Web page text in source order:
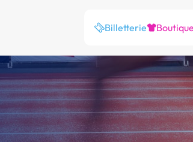
Billetterie Boutique